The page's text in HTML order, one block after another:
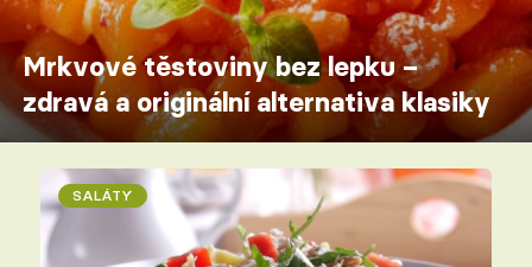
Mrkvové těstoviny bez lepku –
zdravá a originální alternativa klasiky
SALÁTY